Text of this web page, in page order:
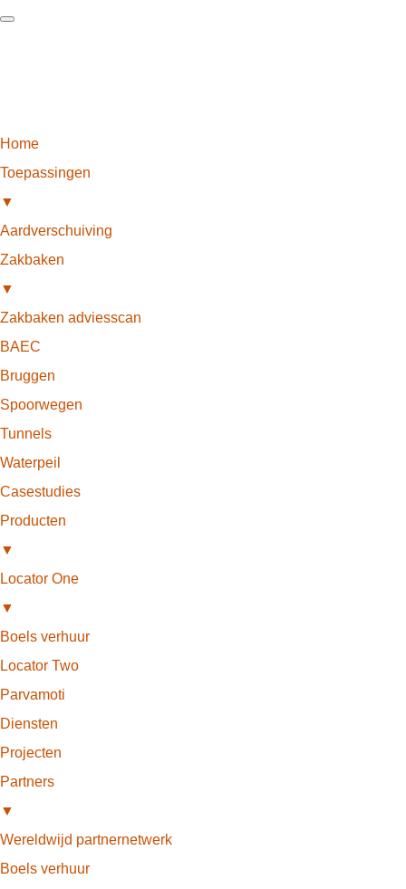
Home
Toepassingen
▼
Aardverschuiving
Zakbaken
▼
Zakbaken adviesscan
BAEC
Bruggen
Spoorwegen
Tunnels
Waterpeil
Casestudies
Producten
▼
Locator One
▼
Boels verhuur
Locator Two
Parvamoti
Diensten
Projecten
Partners
▼
Wereldwijd partnernetwerk
Boels verhuur